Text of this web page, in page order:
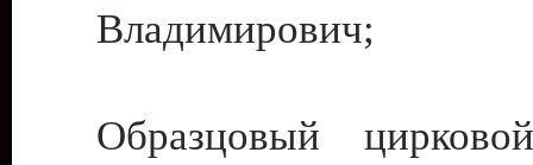
Владимирович;
Образцовый